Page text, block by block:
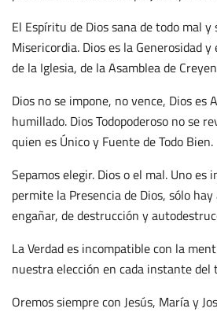
El Espíritu de Dios sana de todo mal
Misericordia. Dios es la Generosidad
de la Iglesia, de la Asamblea de
Dios no se impone, no vence, Dios
humillado. Dios Todopoderoso no se
quien es Único y Fuente de Todo Bien.
Sepamos elegir. Dios o el mal. Uno
permite la Presencia de Dios, sólo
engañar, de destrucción y
La Verdad es incompatible con la
nuestra elección en cada instante del
Oremos siempre con Jesús, María y